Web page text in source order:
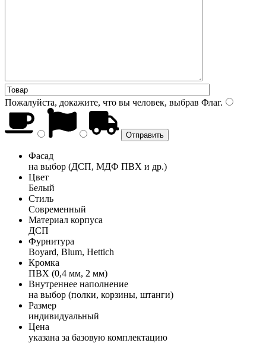
Пожалуйста, докажите, что вы человек, выбрав Флаг.
Фасад
на выбор (ДСП, МДФ ПВХ и др.)
Цвет
Белый
Стиль
Современный
Материал корпуса
ДСП
Фурнитура
Boyard, Blum, Hettich
Кромка
ПВХ (0,4 мм, 2 мм)
Внутреннее наполнение
на выбор (полки, корзины, штанги)
Размер
индивидуальный
Цена
указана за базовую комплектацию